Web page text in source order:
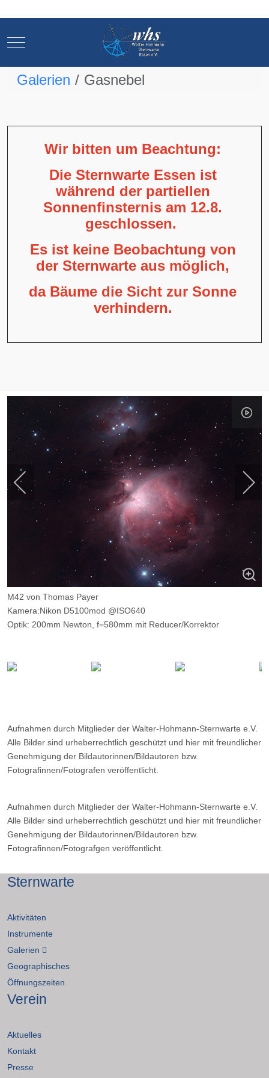
Mobile Menu Toggle
Galerien Gasnebel
Wir bitten um Beachtung:
Die Sternwarte Essen ist
während der partiellen
Sonnenfinsternis am 12.8.
geschlossen.
Es ist keine Beobachtung von
der Sternwarte aus möglich,
da Bäume die Sicht zur Sonne
verhindern.
M42 von Thomas Payer
Kamera:Nikon D5100mod @ISO640
Optik: 200mm Newton, f=580mm mit Reducer/Korrektor
Ort: Schnalstaler Gletscher
Aufnahmen durch Mitglieder der Walter-Hohmann-Sternwarte e.V.
Alle Bilder sind urheberrechtlich geschützt und hier mit freundlicher
Genehmigung der Bildautorinnen/Bildautoren bzw.
Fotografinnen/Fotografen veröffentlicht.
Aufnahmen durch Mitglieder der Walter-Hohmann-Sternwarte e.V.
Alle Bilder sind urheberrechtlich geschützt und hier mit freundlicher
Genehmigung der Bildautorinnen/Bildautoren bzw.
Fotografinnen/Fotografgen veröffentlicht.
Sternwarte
Aktivitäten
Instrumente
Galerien
Geographisches
Öffnungszeiten
Verein
Aktuelles
Kontakt
Presse